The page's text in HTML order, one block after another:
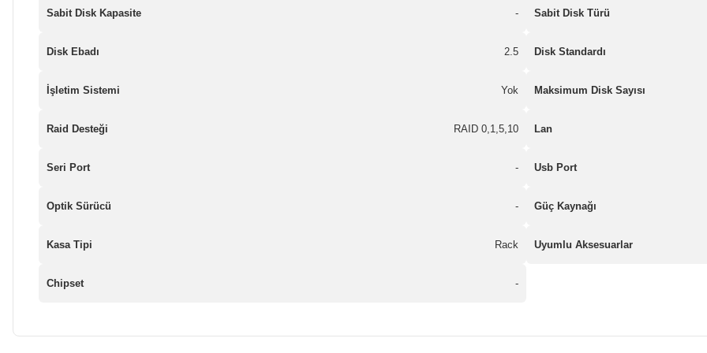
Sabit Disk Kapasite - Sabit Disk Türü
Disk Ebadı 2.5 Disk Standardı
İşletim Sistemi Yok Maksimum Disk Sayısı
Raid Desteği RAID 0,1,5,10 Lan
Seri Port - Usb Port
Optik Sürücü - Güç Kaynağı
Kasa Tipi Rack Uyumlu Aksesuarlar
Chipset -